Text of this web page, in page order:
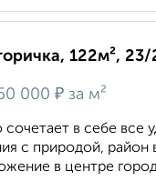
122м²,
000 ₽ за м²
сочетает в себе все
с природой, район
в центре